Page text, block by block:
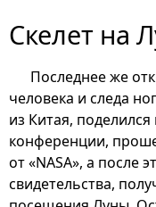
Скелет на
Последнее же
человека и следа
из Китая,
конференции,
от «NASA», а после
свидетельства,